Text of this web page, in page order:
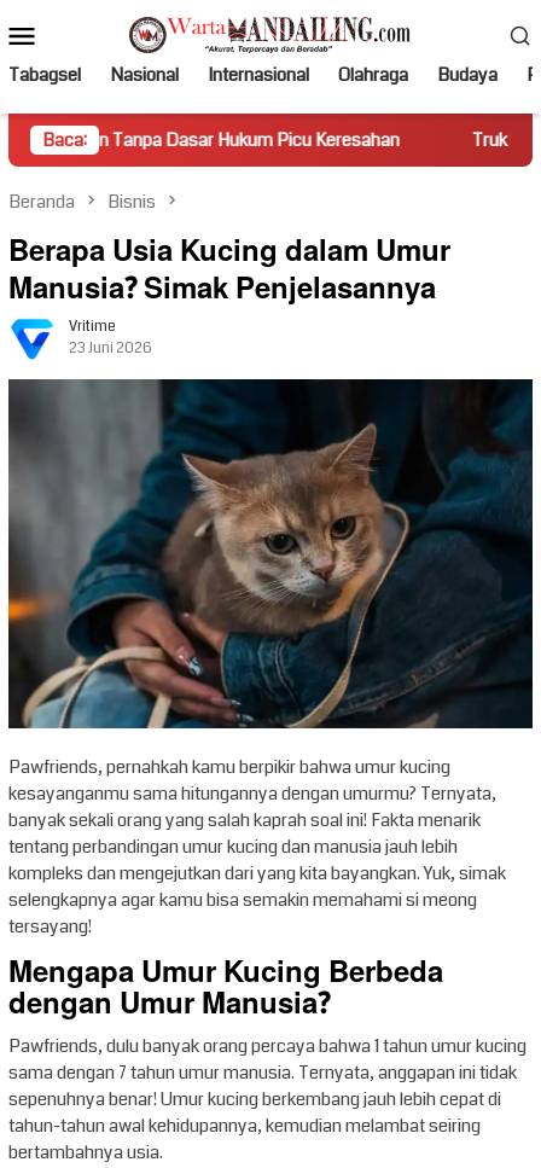
ke
kontenMobile
Tabagsel Nasional Internasional Olahraga Budaya
Baca:
Dasar Hukum Picu Keresahan Truk Miring Hambat Arus
Beranda Bisnis
Berapa Usia Kucing dalam Umur
Manusia? Simak Penjelasannya
Vritime
23 Juni 2026
Pawfriends, pernahkah kamu berpikir bahwa umur kucing
kesayanganmu sama hitungannya dengan umurmu? Ternyata,
banyak sekali orang yang salah kaprah soal ini! Fakta menarik
tentang perbandingan umur kucing dan manusia jauh lebih
kompleks dan mengejutkan dari yang kita bayangkan. Yuk, simak
selengkapnya agar kamu bisa semakin memahami si meong
tersayang!
Mengapa Umur Kucing Berbeda
dengan Umur Manusia?
Pawfriends, dulu banyak orang percaya bahwa 1 tahun umur kucing
sama dengan 7 tahun umur manusia. Ternyata, anggapan ini tidak
sepenuhnya benar! Umur kucing berkembang jauh lebih cepat di
tahun-tahun awal kehidupannya, kemudian melambat seiring
bertambahnya usia.